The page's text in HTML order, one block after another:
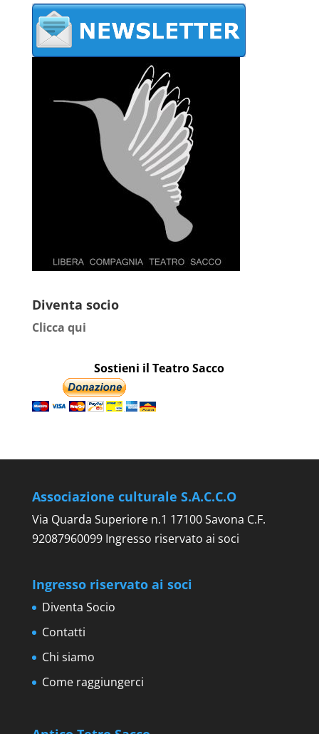
Diventa socio
Clicca qui
Sostieni il Teatro Sacco
Associazione culturale S.A.C.C.O
Via Quarda Superiore n.1 17100 Savona C.F.
92087960099 Ingresso riservato ai soci
Ingresso riservato ai soci
Diventa Socio
Contatti
Chi siamo
Come raggiungerci